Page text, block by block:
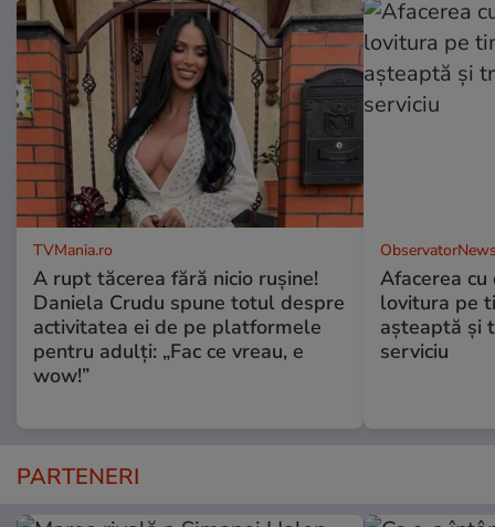
TVMania.ro
A rupt tăcerea fără nicio rușine!
Daniela Crudu spune totul despre
activitatea ei de pe platformele
pentru adulți: „Fac ce vreau, e
wow!”
Afacerea
lovitura pe
aşteaptă şi
serviciu
PARTENERI